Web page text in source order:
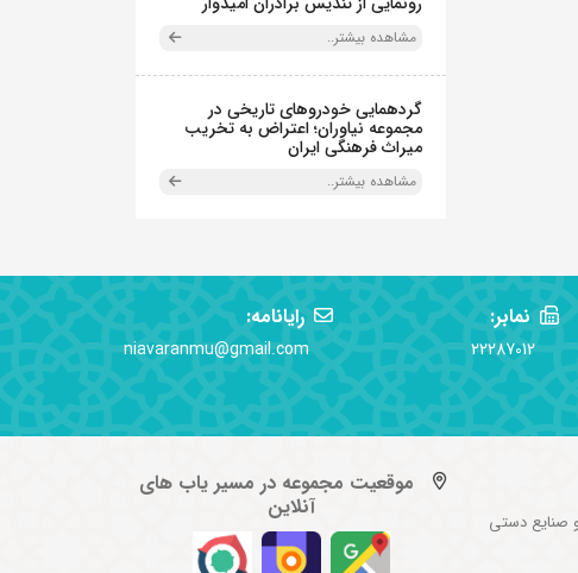
مشاهده بیشتر..
گردهمایی خودروهای تاریخی در
مجموعه نیاوران؛ اعتراض به تخریب
میراث فرهنگی ایران
مشاهده بیشتر..
نمابر:
22287012
رایانامه:
niavaranmu@gmail.com
صنایع دستی
موقعیت مجموعه در مسیر یاب های
آنلاین